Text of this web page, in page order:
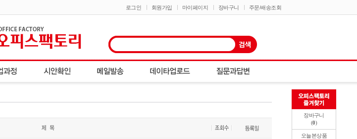
로그인 회원가입 마이페이지 장바구니 주문/배송조회
장바구니
(0)
오늘본상품